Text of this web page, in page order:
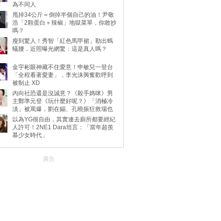
為不同人
甩掉34公斤＝倒掉半個自己的油！尹敬
浩「2顆蛋白＋辣椒」地獄菜單，你敢抄
嗎？
瘦到驚人！秀智「紅色馬甲裙」勒出螞
蟻腰，近照曝光網驚：這是真人嗎？
金宇彬眼神藏不住愛意！申敏兒一登台
「全程看著愛妻」，李光洙興奮歡呼到
被制止 XD
內向社恐還是沒誠意？《殺手媽咪》男
主鄭準元登《玩什麼好呢？》「消極冷
淡」被罵爆，劉在錫、孔曉振狂救場也
動
以為YG很自由，其實連去廁所都要經紀
人許可！2NE1 Dara坦言：「當年超羨
慕少女時代」
廣告